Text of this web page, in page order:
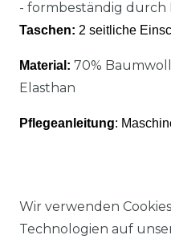
- formbeständig durch
Taschen: 2 seitliche
Material: 70%
Elasthan
Pflegeanleitung:
Wir verwenden
Technologien auf